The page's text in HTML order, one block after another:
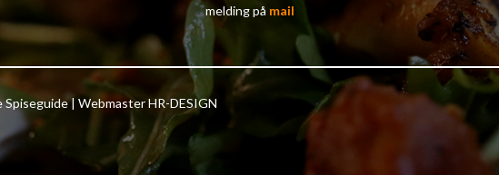
melding på mail
| Webmaster HR-DESIGN